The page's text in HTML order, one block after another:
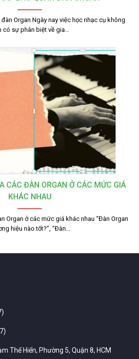
Organ Ngày nay việc học nhạc cụ không
có sự phân biệt về gia…
CÁC ĐÀN ORGAN Ở CÁC MỨC GIÁ
KHÁC NHAU
Organ ở các mức giá khác nhau “Đàn Organ
hiệu nào tốt?”, “Đàn…
Thế Hiển, Phường 5, Quận 8, HCM